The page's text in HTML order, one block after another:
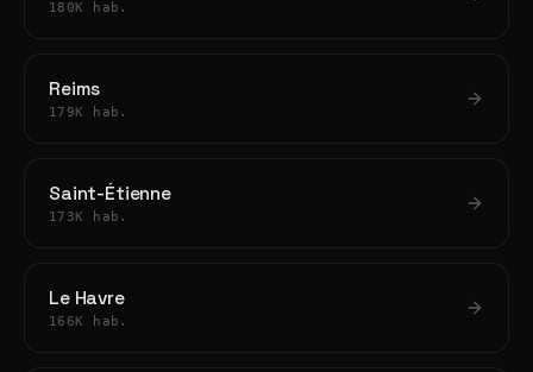
180K hab.
Reims
179K hab.
Saint-Étienne
173K hab.
Le Havre
166K hab.